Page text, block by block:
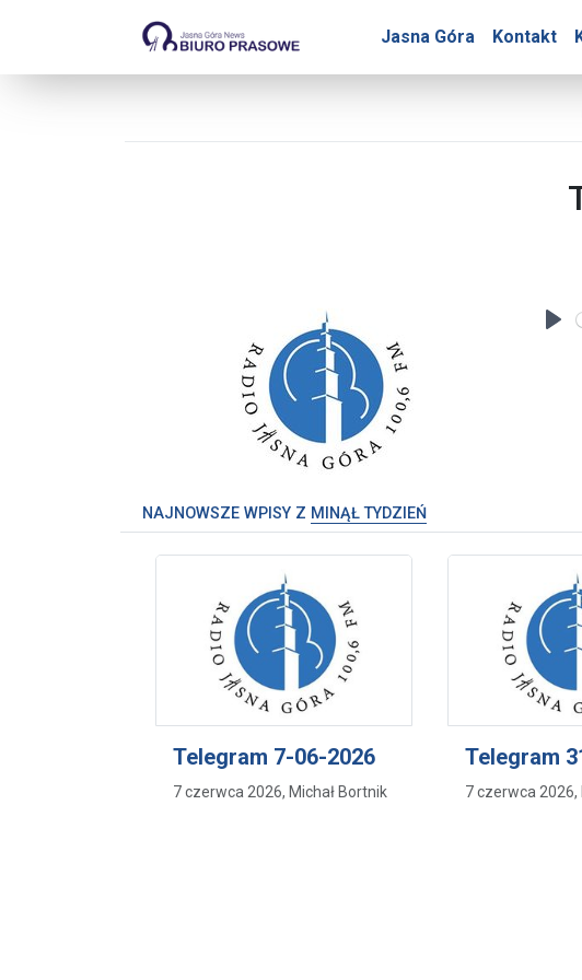
Jasna Góra Kontakt
Biuro Prasowe Jasnej Góry
NAJNOWSZE WPISY Z MINĄŁ TYDZIEŃ
Telegram 7-06-2026
7 czerwca 2026, Michał Bortnik
Telegram
7 czerwca 2026,